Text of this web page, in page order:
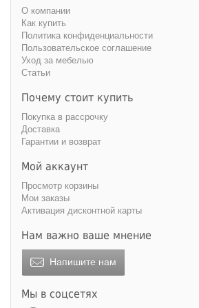
О компании
Как купить
Политика конфиденциальности
Пользовательское соглашение
Уход за мебелью
Статьи
Почему стоит купить
Покупка в рассрочку
Доставка
Гарантии и возврат
Мой аккаунт
Просмотр корзины
Мои заказы
Активация дисконтной карты
Нам важно ваше мнение
Напишите нам
Мы в соцсетях